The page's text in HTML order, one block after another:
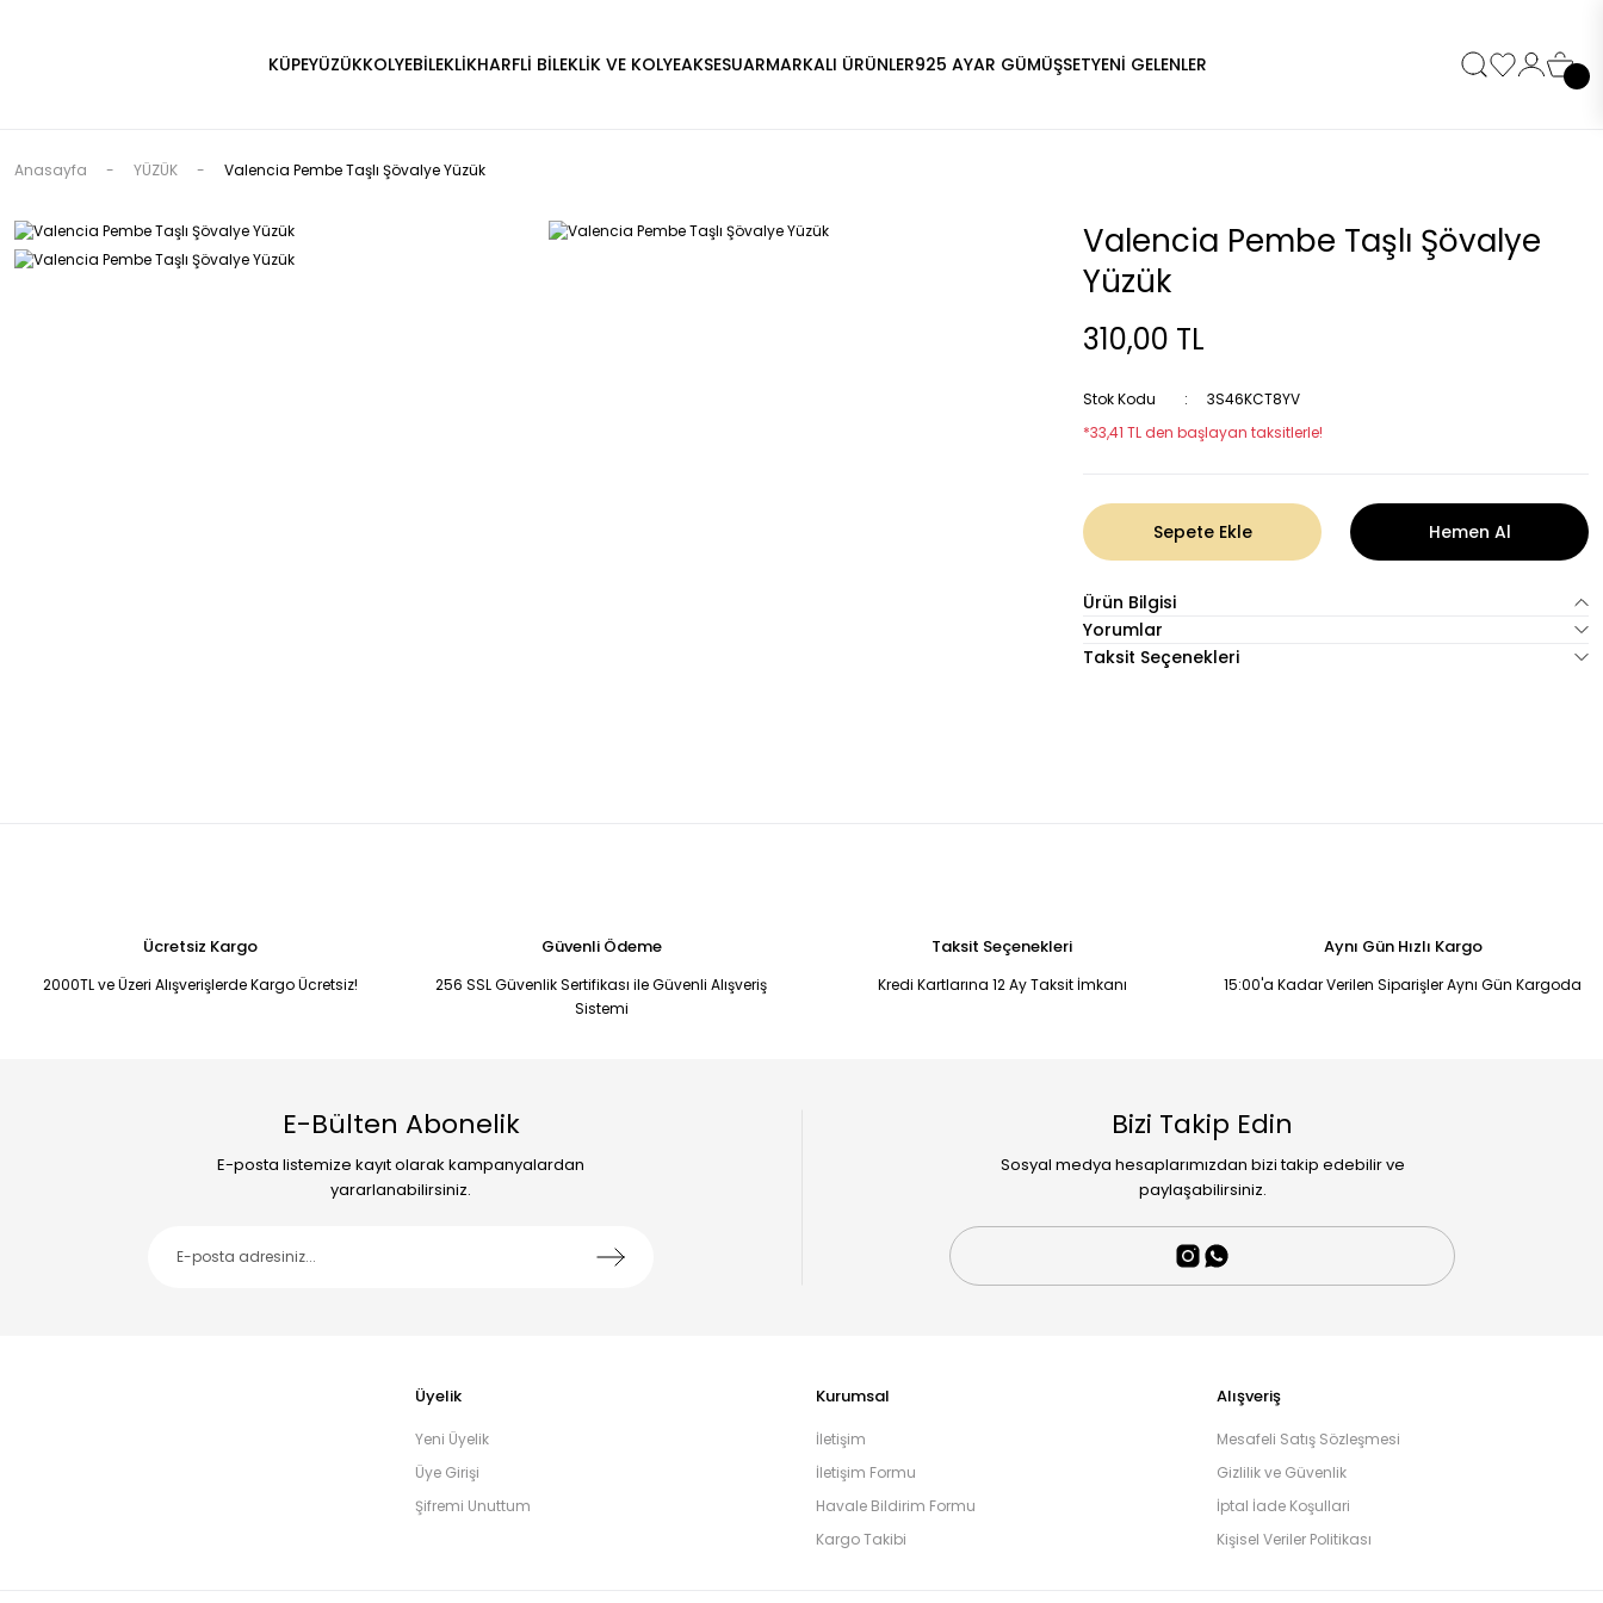
KÜPEYÜZÜKKOLYEBİLEKLİKHARFLİ BİLEKLİK VE KOLYEAKSESUARMARKALI ÜRÜNLER925 AYAR GÜMÜŞSETYENİ GELENLER
Anasayfa YÜZÜK Valencia Pembe Taşlı Şövalye Yüzük
Valencia Pembe Taşlı Şövalye
Yüzük
310,00 TL
Stok Kodu
3S46KCT8YV
*33,41 TL den başlayan taksitlerle!
Sepete Ekle Hemen Al
Ürün Bilgisi
Yorumlar
Taksit Seçenekleri
Ücretsiz Kargo
2000TL ve Üzeri Alışverişlerde Kargo Ücretsiz!
Güvenli Ödeme
256 SSL Güvenlik Sertifikası ile Güvenli Alışveriş
Sistemi
Taksit Seçenekleri
Kredi Kartlarına 12 Ay Taksit İmkanı
Aynı Gün Hızlı Kargo
15:00'a Kadar Verilen Siparişler Aynı Gün Kargoda
E-Bülten Abonelik
E-posta listemize kayıt olarak kampanyalardan
yararlanabilirsiniz.
Bizi Takip Edin
Sosyal medya hesaplarımızdan bizi takip edebilir ve
paylaşabilirsiniz.
Üyelik
Yeni Üyelik
Üye Girişi
Şifremi Unuttum
Kurumsal
İletişim
İletişim Formu
Havale Bildirim Formu
Kargo Takibi
Alışveriş
Mesafeli Satış Sözleşmesi
Gizlilik ve Güvenlik
İptal İade Koşullari
Kişisel Veriler Politikası